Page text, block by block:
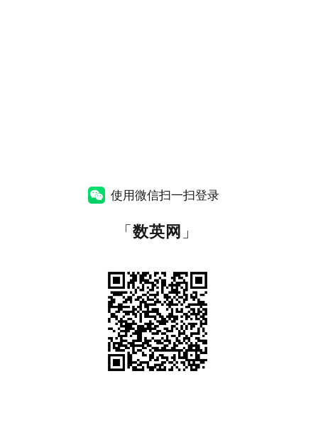
使用微信扫一扫登录
「数英网 」